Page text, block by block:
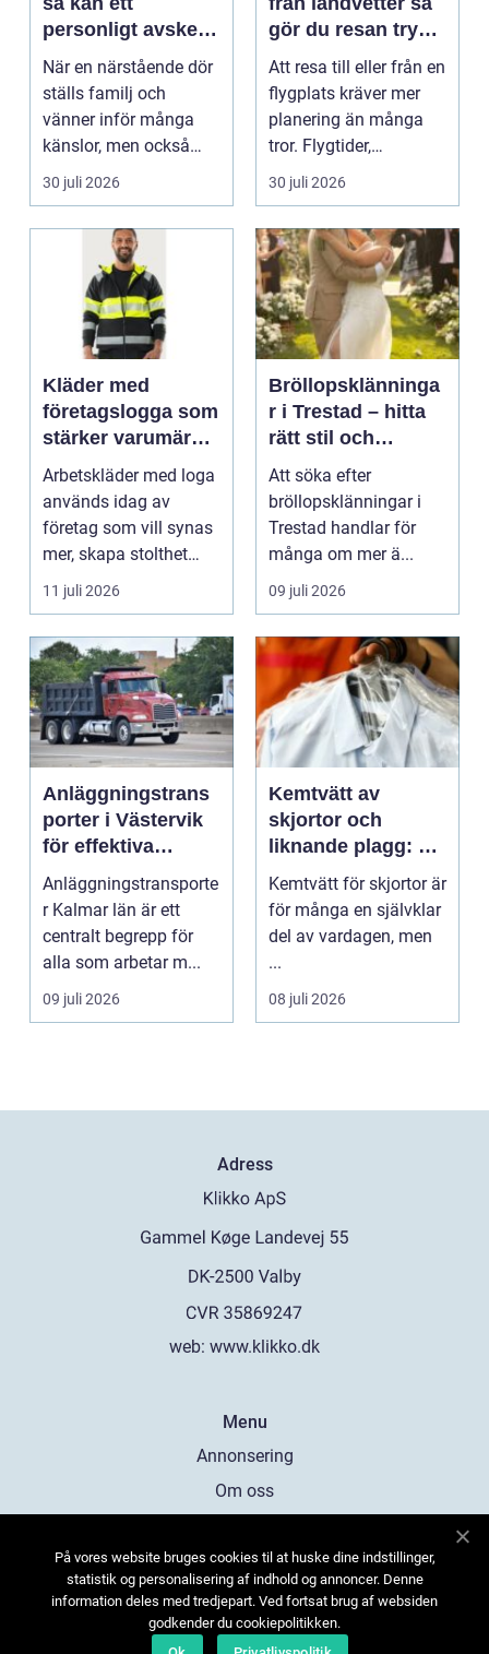
personligt avsked
formas
När en närstående dör
ställs familj och
vänner inför många
känslor, men också
praktiska beslut. En b...
30 juli 2026
gör du resan trygg
och smidig
Att resa till eller från en
flygplats kräver mer
planering än många
tror. Flygtider,
packning, säker...
30 juli 2026
Kläder med
företagslogga som
stärker varumärket
varje dag
Arbetskläder med loga
används idag av
företag som vill synas
mer, skapa stolthet
inte...
11 juli 2026
Bröllopsklänninga
r i Trestad – hitta
rätt stil och
passform inför den
stora dagen
Att söka efter
bröllopsklänningar i
Trestad handlar för
många om mer ä...
09 juli 2026
Anläggningstrans
porter i Västervik
för effektiva
byggprojekt
Anläggningstransporte
r Kalmar län är ett
centralt begrepp för
alla som arbetar m...
09 juli 2026
Kemtvätt av
skjortor och
liknande plagg: Så
fungerar
professionell
klädvård i
Kemtvätt för skjortor är
för många en självklar
del av vardagen, men
...
08 juli 2026
Adress
web: www.klikko.dk
Menu
Annonsering
Om oss
Kontakta oss
Sitemap
På vores website bruges cookies til at huske dine indstillinger,
statistik og personalisering af indhold og annoncer. Denne
information deles med tredjepart. Ved fortsat brug af websiden
godkender du cookiepolitikken.